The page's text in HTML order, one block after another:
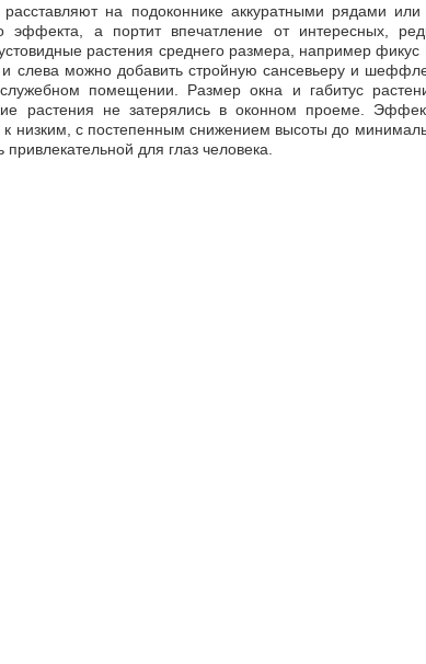
на подоконнике аккуратными рядами
эффекта, а портит впечатление от интересных,
растения среднего размера, например
можно добавить стройную сансевьеру и
помещении. Размер окна и габитус
растения не затерялись в оконном проеме.
к низким, с постепенным снижением высоты до
для глаз человека.